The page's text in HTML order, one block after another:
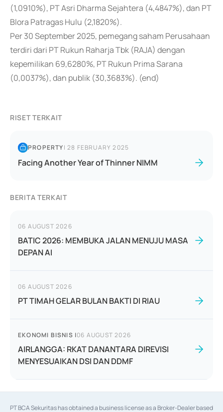
(1,0910%), PT Asri Dharma Sejahtera (4,4847%), dan PT
Blora Patragas Hulu (2,1820%).
Per 30 September 2025, pemegang saham Perusahaan
terdiri dari PT Rukun Raharja Tbk (RAJA) dengan
kepemilikan 69,6280%, PT Rukun Prima Sarana
(0,0037%), dan publik (30,3683%). (end)
RISET TERKAIT
PROPERTY|28 FEBRUARY 2025
Facing Another Year of Thinner NIMM
BERITA TERKAIT
06 AUGUST 2026
BATIC 2026: MEMBUKA JALAN MENUJU MASA
DEPAN AI
06 AUGUST 2026
PT TIMAH GELAR BULAN BAKTI DI RIAU
EKONOMI BISNIS |06 AUGUST 2026
AIRLANGGA: RKAT DANANTARA DIREVISI
MENYESUAIKAN DSI DAN DDMF
PT BCA Sekuritas has obtained a business license as a Broker-Dealer based